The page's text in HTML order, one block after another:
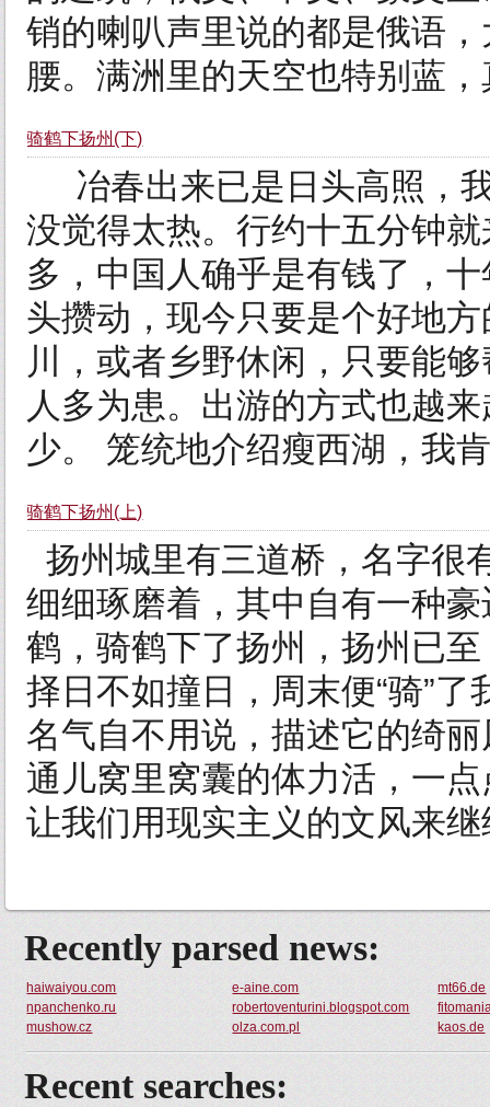
销的喇叭声里说的都是俄语
腰。满洲里的天空也特别蓝
骑鹤下扬州(下)
冶春出来已是日头高照，
没觉得太热。行约十五分钟
多，中国人确乎是有钱了，
头攒动，现今只要是个好地
川，或者乡野休闲，只要能
人多为患。出游的方式也越
少。 笼统地介绍瘦西湖，我
骑鹤下扬州(上)
扬州城里有三道桥，名字很
细细琢磨着，其中自有一种
鹤，骑鹤下了扬州，扬州已
择日不如撞日，周末便“骑”
名气自不用说，描述它的绮
通儿窝里窝囊的体力活，一
让我们用现实主义的文风来
Recently parsed news:
haiwaiyou.com e-aine.com
mt66.de
npanchenko.ru
robertoventurini.blogspot.com
mushow.cz
olza.com.pl kaos.de
Recent searches: